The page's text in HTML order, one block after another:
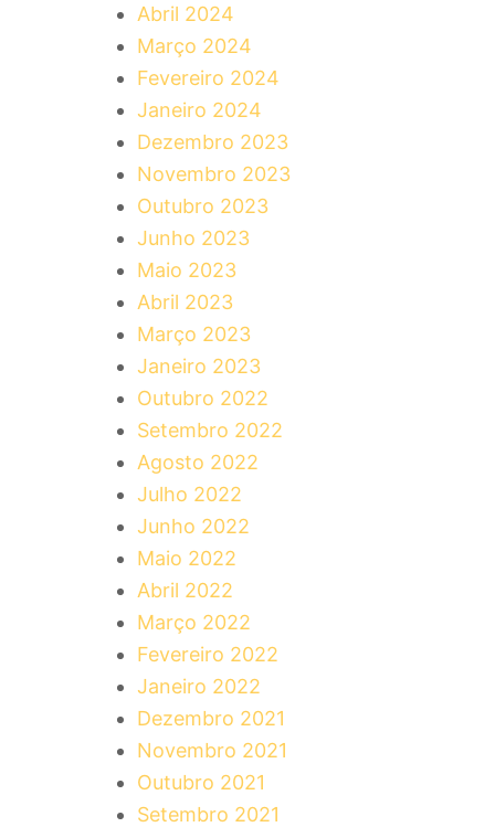
Abril 2024
Março 2024
Fevereiro 2024
Janeiro 2024
Dezembro 2023
Novembro 2023
Outubro 2023
Junho 2023
Maio 2023
Abril 2023
Março 2023
Janeiro 2023
Outubro 2022
Setembro 2022
Agosto 2022
Julho 2022
Junho 2022
Maio 2022
Abril 2022
Março 2022
Fevereiro 2022
Janeiro 2022
Dezembro 2021
Novembro 2021
Outubro 2021
Setembro 2021